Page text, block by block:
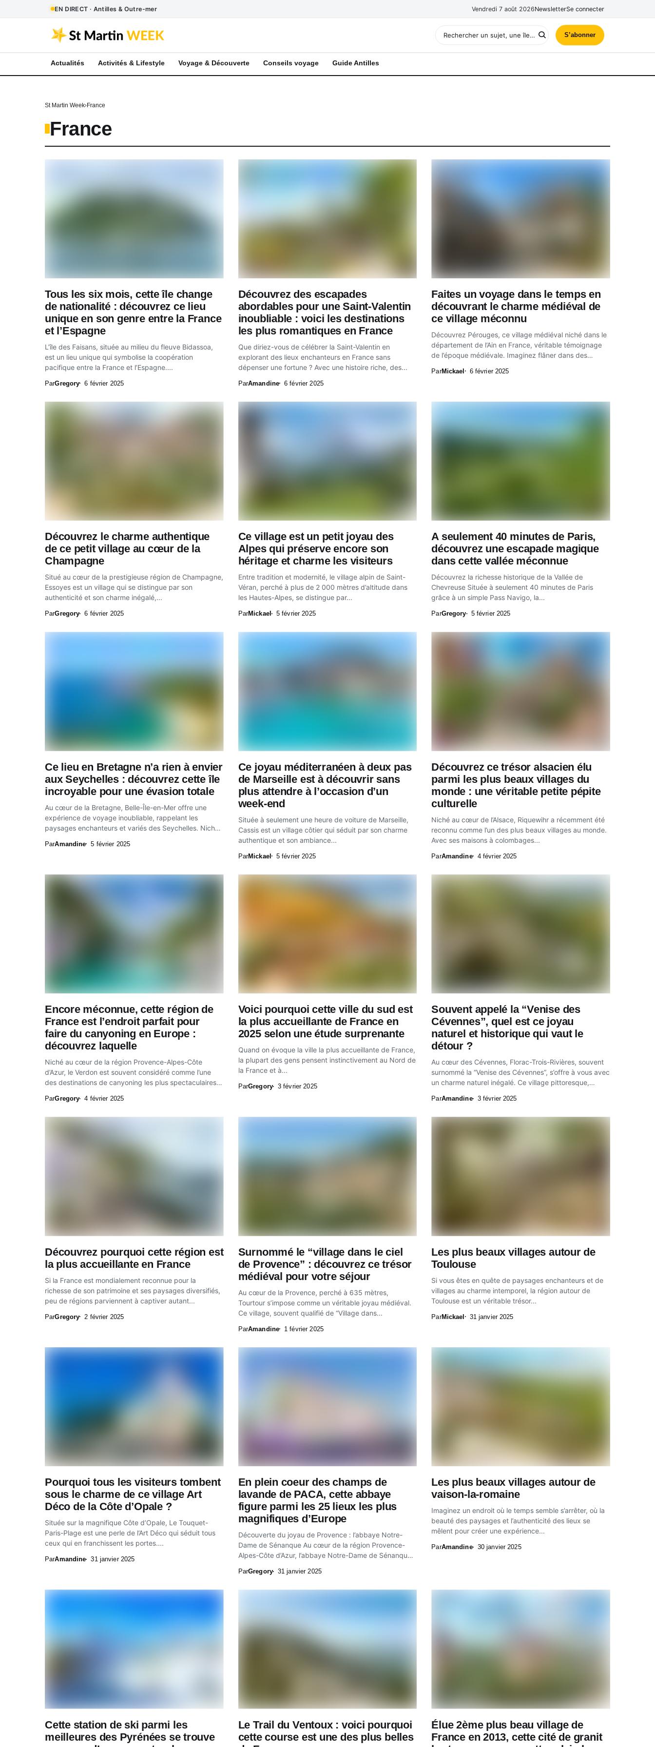
EN DIRECT · Antilles & Outre-mer Vendredi 7 août 2026NewsletterSe connecter
S’abonner
Actualités Activités & Lifestyle Voyage & Découverte Conseils voyage Guide Antilles
St Martin Week France
France
Tous les six mois, cette île change
de nationalité : découvrez ce lieu
unique en son genre entre la France
et l’Espagne
L’île des Faisans, située au milieu du fleuve Bidassoa,
est un lieu unique qui symbolise la coopération
pacifique entre la France et l’Espagne....
ParGregory 6 février 2025
Découvrez des escapades
abordables pour une Saint-Valentin
inoubliable : voici les destinations
les plus romantiques en France
Que diriez-vous de célébrer la Saint-Valentin en
explorant des lieux enchanteurs en France sans
dépenser une fortune ? Avec une histoire riche, des...
ParAmandine 6 février 2025
Faites un voyage dans le temps en
découvrant le charme médiéval de
ce village méconnu
Découvrez Pérouges, ce village médiéval niché dans le
département de l’Ain en France, véritable témoignage
de l’époque médiévale. Imaginez flâner dans des
ParMickael 6 février 2025
Découvrez le charme authentique
de ce petit village au cœur de la
Champagne
Situé au cœur de la prestigieuse région de Champagne,
Essoyes est un village qui se distingue par son
authenticité et son charme inégalé,...
ParGregory 6 février 2025
Ce village est un petit joyau des
Alpes qui préserve encore son
héritage et charme les visiteurs
Entre tradition et modernité, le village alpin de Saint-
Véran, perché à plus de 2 000 mètres d’altitude dans
les Hautes-Alpes, se distingue par...
ParMickael 5 février 2025
A seulement 40 minutes de Paris,
découvrez une escapade magique
dans cette vallée méconnue
Découvrez la richesse historique de la Vallée de
Chevreuse Située à seulement 40 minutes de Paris
grâce à un simple Pass Navigo, la...
ParGregory 5 février 2025
Ce lieu en Bretagne n’a rien à envier
aux Seychelles : découvrez cette île
incroyable pour une évasion totale
Au cœur de la Bretagne, Belle-Île-en-Mer offre une
expérience de voyage inoubliable, rappelant les
paysages enchanteurs et variés des Seychelles. Nichée
ParAmandine 5 février 2025
Ce joyau méditerranéen à deux pas
de Marseille est à découvrir sans
plus attendre à l’occasion d’un
week-end
Située à seulement une heure de voiture de Marseille,
Cassis est un village côtier qui séduit par son charme
authentique et son ambiance...
ParMickael 5 février 2025
Découvrez ce trésor alsacien élu
parmi les plus beaux villages du
monde : une véritable petite pépite
culturelle
Niché au cœur de l’Alsace, Riquewihr a récemment été
reconnu comme l’un des plus beaux villages au monde.
Avec ses maisons à colombages...
ParAmandine 4 février 2025
Encore méconnue, cette région de
France est l’endroit parfait pour
faire du canyoning en Europe :
découvrez laquelle
Niché au cœur de la région Provence-Alpes-Côte
d’Azur, le Verdon est souvent considéré comme l’une
des destinations de canyoning les plus spectaculaires
ParGregory 4 février 2025
Voici pourquoi cette ville du sud est
la plus accueillante de France en
2025 selon une étude surprenante
Quand on évoque la ville la plus accueillante de France,
la plupart des gens pensent instinctivement au Nord de
la France et à...
ParGregory 3 février 2025
Souvent appelé la “Venise des
Cévennes”, quel est ce joyau
naturel et historique qui vaut le
détour ?
Au cœur des Cévennes, Florac-Trois-Rivières, souvent
surnommé la “Venise des Cévennes”, s’offre à vous avec
un charme naturel inégalé. Ce village pittoresque,
ParAmandine 3 février 2025
Découvrez pourquoi cette région est
la plus accueillante en France
Si la France est mondialement reconnue pour la
richesse de son patrimoine et ses paysages diversifiés,
peu de régions parviennent à captiver autant...
ParGregory 2 février 2025
Surnommé le “village dans le ciel
de Provence” : découvrez ce trésor
médiéval pour votre séjour
Au cœur de la Provence, perché à 635 mètres,
Tourtour s’impose comme un véritable joyau médiéval.
Ce village, souvent qualifié de “Village dans...
ParAmandine 1 février 2025
Les plus beaux villages autour de
Toulouse
Si vous êtes en quête de paysages enchanteurs et de
villages au charme intemporel, la région autour de
Toulouse est un véritable trésor...
ParMickael 31 janvier 2025
Pourquoi tous les visiteurs tombent
sous le charme de ce village Art
Déco de la Côte d’Opale ?
Située sur la magnifique Côte d’Opale, Le Touquet-
Paris-Plage est une perle de l’Art Déco qui séduit tous
ceux qui en franchissent les portes....
ParAmandine 31 janvier 2025
En plein coeur des champs de
lavande de PACA, cette abbaye
figure parmi les 25 lieux les plus
magnifiques d’Europe
Découverte du joyau de Provence : l’abbaye Notre-
Dame de Sénanque Au cœur de la région Provence-
Alpes-Côte d’Azur, l’abbaye Notre-Dame de Sénanque
ParGregory 31 janvier 2025
Les plus beaux villages autour de
vaison-la-romaine
Imaginez un endroit où le temps semble s’arrêter, où la
beauté des paysages et l’authenticité des lieux se
mêlent pour créer une expérience...
ParAmandine 30 janvier 2025
Cette station de ski parmi les
meilleures des Pyrénées se trouve
Le Trail du Ventoux : voici pourquoi
cette course est une des plus belles
Élue 2ème plus beau village de
France en 2013, cette cité de granit